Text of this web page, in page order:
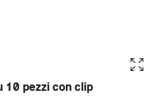
10 pezzi con clip